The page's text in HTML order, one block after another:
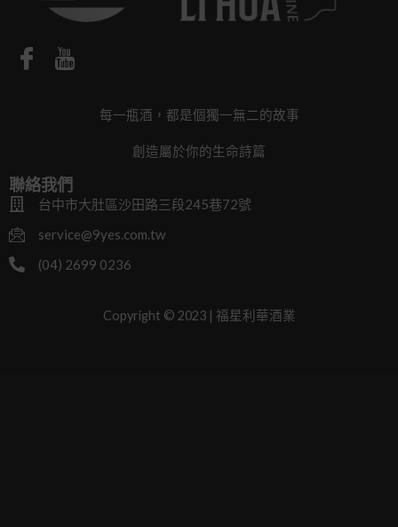
每一瓶酒，都是個獨一無二的故事
創造屬於你的生命詩篇
聯絡我們
台中市大肚區沙田路三段245巷72號
service@9yes.com.tw
(04) 2699 0236
Copyright © 2023 | 福星利華酒業